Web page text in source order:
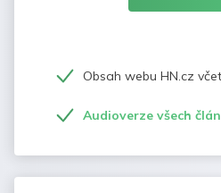
Obsah webu HN.cz
Audioverze všech